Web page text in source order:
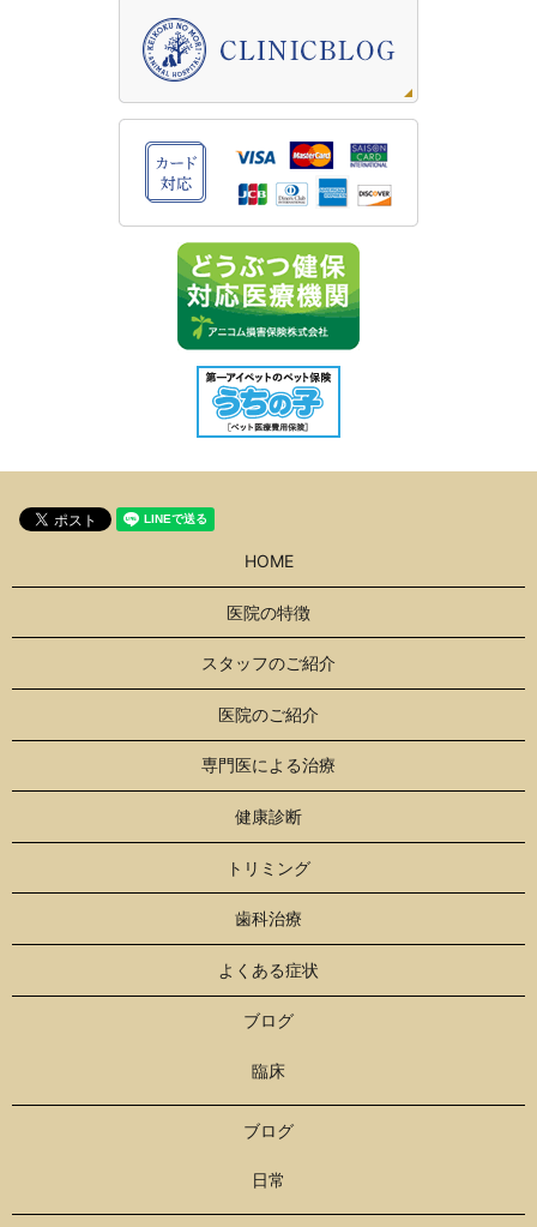
HOME
医院の特徴
スタッフのご紹介
医院のご紹介
専門医による治療
健康診断
トリミング
歯科治療
よくある症状
ブログ
臨床
ブログ
日常